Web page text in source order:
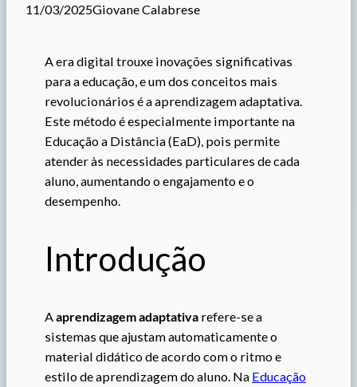
11/03/2025Giovane Calabrese
A era digital trouxe inovações significativas
para a educação, e um dos conceitos mais
revolucionários é a aprendizagem adaptativa.
Este método é especialmente importante na
Educação a Distância (EaD), pois permite
atender às necessidades particulares de cada
aluno, aumentando o engajamento e o
desempenho.
Introdução
A aprendizagem adaptativa refere-se a
sistemas que ajustam automaticamente o
material didático de acordo com o ritmo e
estilo de aprendizagem do aluno. Na Educação